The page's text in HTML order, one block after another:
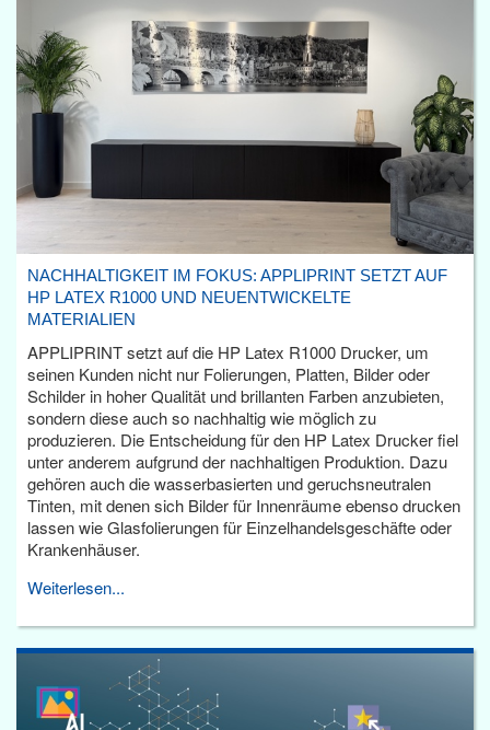
NACHHALTIGKEIT IM FOKUS: APPLIPRINT SETZT AUF
HP LATEX R1000 UND NEUENTWICKELTE
MATERIALIEN
APPLIPRINT setzt auf die HP Latex R1000 Drucker, um
seinen Kunden nicht nur Folierungen, Platten, Bilder oder
Schilder in hoher Qualität und brillanten Farben anzubieten,
sondern diese auch so nachhaltig wie möglich zu
produzieren. Die Entscheidung für den HP Latex Drucker fiel
unter anderem aufgrund der nachhaltigen Produktion. Dazu
gehören auch die wasserbasierten und geruchsneutralen
Tinten, mit denen sich Bilder für Innenräume ebenso drucken
lassen wie Glasfolierungen für Einzelhandelsgeschäfte oder
Krankenhäuser.
Weiterlesen...